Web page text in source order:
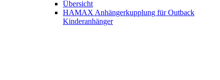
Übersicht
HAMAX Anhängerkupplung für Outback
Kinderanhänger